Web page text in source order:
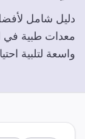
دليل شامل
معدات طبية في
واسعة لتلبية